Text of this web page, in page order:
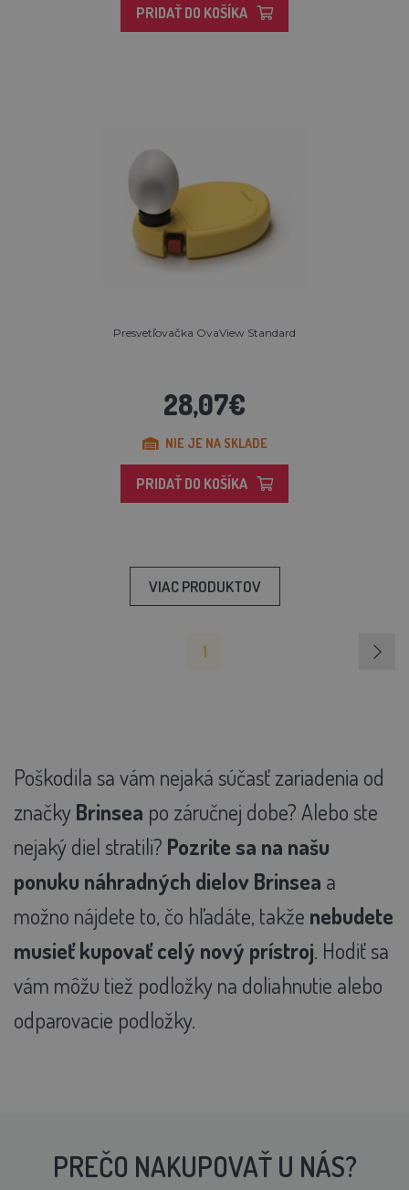
PRIDAŤ DO KOŠÍKA
Presvetľovačka OvaView Standard
28,07€
NIE JE NA SKLADE
PRIDAŤ DO KOŠÍKA
VIAC PRODUKTOV
1
Poškodila sa vám nejaká súčasť zariadenia od
značky Brinsea po záručnej dobe?Alebo ste
nejaký diel stratili? Pozrite sa na našu
ponuku náhradných dielov Brinsea a
možno nájdete to, čo hľadáte, takže nebudete
musieť kupovať celý nový prístroj. Hodiť sa
vám môžu tiež podložky na doliahnutie alebo
odparovacie podložky.
PREČO NAKUPOVAŤ U NÁS?